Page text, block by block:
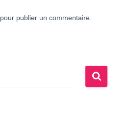
pour publier un commentaire.